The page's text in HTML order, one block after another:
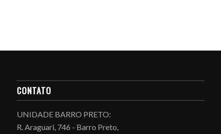
CONTATO
UNIDADE BARRO PRETO:
R. Araguari, 746 - Barro Preto,